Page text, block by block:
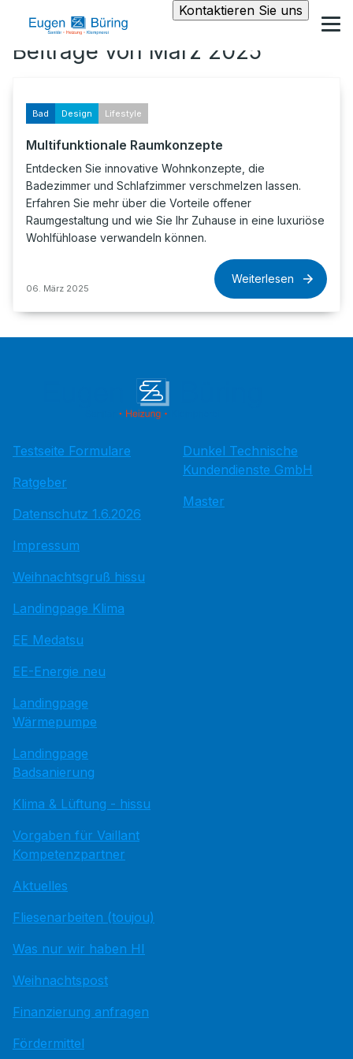
Kontaktieren Sie uns
Beiträge von März 2025
Bad Design Lifestyle
Multifunktionale Raumkonzepte
Entdecken Sie innovative Wohnkonzepte, die
Badezimmer und Schlafzimmer verschmelzen lassen.
Erfahren Sie mehr über die Vorteile offener
Raumgestaltung und wie Sie Ihr Zuhause in eine luxuriöse
Wohlfühloase verwandeln können.
06. März 2025
Weiterlesen
Testseite Formulare
Ratgeber
Datenschutz 1.6.2026
Impressum
Weihnachtsgruß hissu
Landingpage Klima
EE Medatsu
EE-Energie neu
Landingpage
Wärmepumpe
Landingpage
Badsanierung
Klima & Lüftung - hissu
Vorgaben für Vaillant
Kompetenzpartner
Aktuelles
Fliesenarbeiten (toujou)
Was nur wir haben HI
Weihnachtspost
Finanzierung anfragen
Fördermittel
Dunkel Technische
Kundendienste GmbH
Master